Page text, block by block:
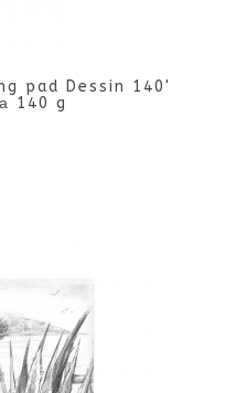
pad Dessin 140'
140 g